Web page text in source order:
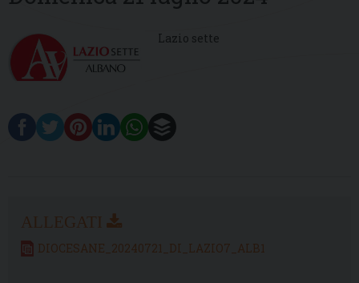
Lazio sette
DIOCESANE_20240721_DI_LAZIO7_ALB1